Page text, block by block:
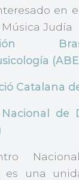
en
Judía
Catalana
de
es una